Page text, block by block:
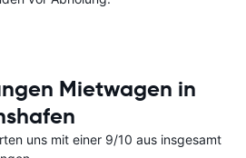
Mietwagen in
uns mit einer 9/10 aus insgesamt